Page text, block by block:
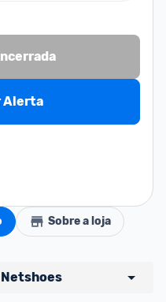
Alerta
Sobre a loja